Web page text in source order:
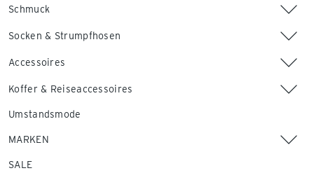
Schmuck
Socken & Strumpfhosen
Accessoires
Koffer & Reiseaccessoires
Umstandsmode
MARKEN
SALE